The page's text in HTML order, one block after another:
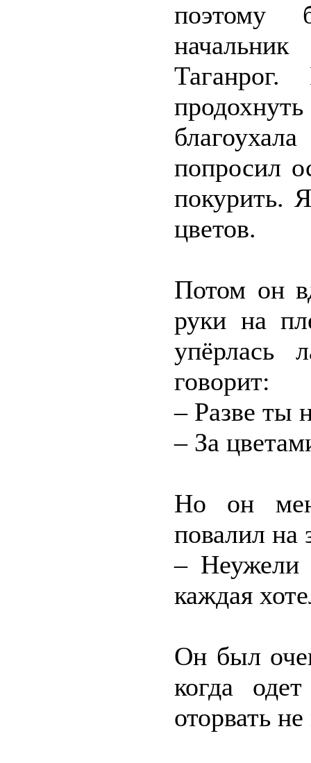
поэтому
попросил
покурить.
цветов.
Потом он
руки на
упёрлась
говорит:
– Разве ты
– За
Но он
повалил на
– Неужели
каждая
Он был
когда
оторвать